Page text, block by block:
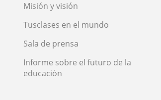
Misión y visión
Tusclases en el mundo
Sala de prensa
Informe sobre el futuro de la
educación